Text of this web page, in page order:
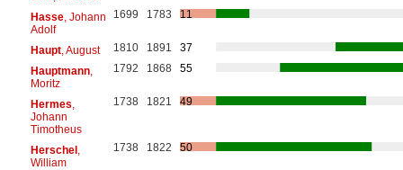
Hasse, Johann
Adolf
1699 1783 11
Haupt, August 1810 1891
37
Hauptmann,
Moritz
1792 1868 55
Hermes
Johann
Timotheus
1738 1821 49
Herschel,
William
1738 1822 50